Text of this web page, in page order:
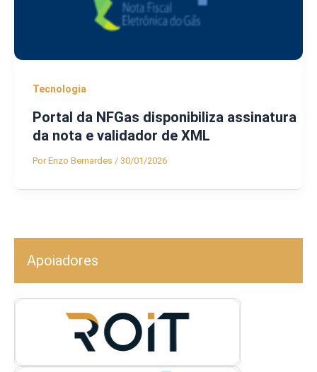
Tecnologia
Portal da NFGas disponibiliza assinatura
da nota e validador de XML
PorEnzo Bernardes / 30/01/2026
Apoiadores